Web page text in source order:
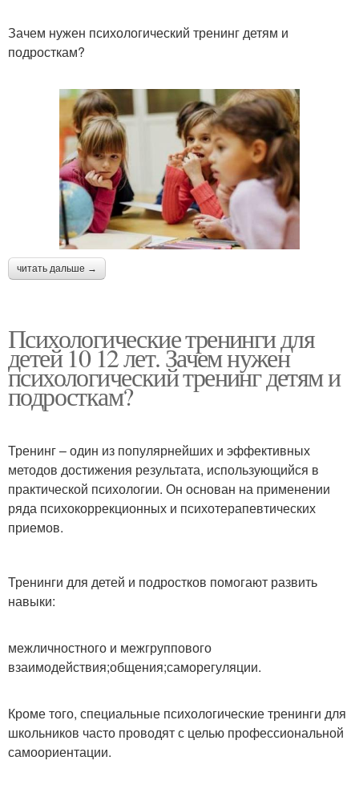
Зачем нужен психологический тренинг детям и
подросткам?
читать дальше →
Психологические тренинги для
детей 10 12 лет. Зачем нужен
психологический тренинг детям и
подросткам?
Тренинг – один из популярнейших и эффективных
методов достижения результата, использующийся в
практической психологии. Он основан на применении
ряда психокоррекционных и психотерапевтических
приемов.
Тренинги для детей и подростков помогают развить
навыки:
межличностного и межгруппового
взаимодействия;общения;саморегуляции.
Кроме того, специальные психологические тренинги для
школьников часто проводят с целью профессиональной
самоориентации.